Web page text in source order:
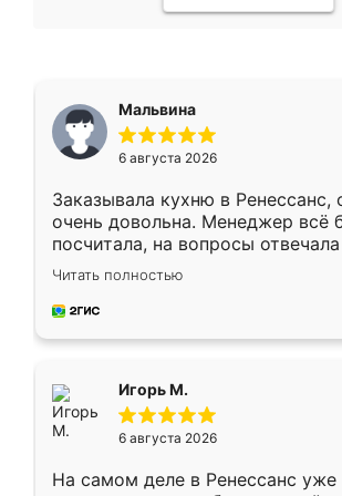
Мальвина
6 августа 2026
Заказывала кухню в Ренессанс,
очень довольна. Менеджер всё
посчитала, на вопросы отвечала
Замерщик приехал в субботу,
делу со всей
за день, ребята работали
Читать полностью
Игорь М.
6 августа 2026
На самом деле в Ренессанс уже